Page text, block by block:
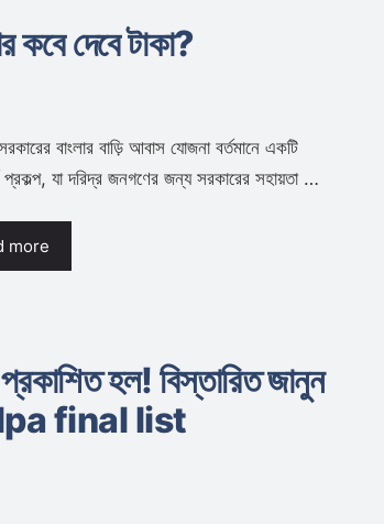
কবে দেবে টাকা?
সরকারের বাংলার বাড়ি আবাস যোজনা বর্তমানে একটি
যা দরিদ্র জনগণের জন্য সরকারের সহায়তা …
more
হল! বিস্তারিত জানুন
final list